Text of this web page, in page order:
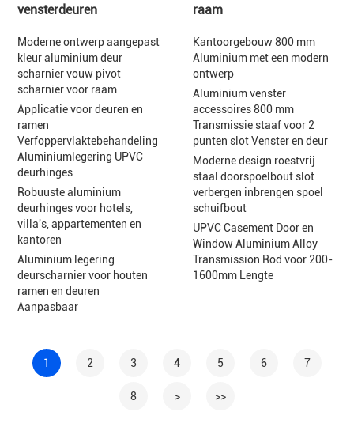
vensterdeuren
Moderne ontwerp aangepast
kleur aluminium deur
scharnier vouw pivot
scharnier voor raam
Applicatie voor deuren en
ramen
Verfoppervlaktebehandeling
Aluminiumlegering UPVC
deurhinges
Robuuste aluminium
deurhinges voor hotels,
villa's, appartementen en
kantoren
Aluminium legering
deurscharnier voor houten
ramen en deuren
Aanpasbaar
raam
Kantoorgebouw 800 mm
Aluminium met een modern
ontwerp
Aluminium venster
accessoires 800 mm
Transmissie staaf voor 2
punten slot Venster en deur
Moderne design roestvrij
staal doorspoelbout slot
verbergen inbrengen spoel
schuifbout
UPVC Casement Door en
Window Aluminium Alloy
Transmission Rod voor 200-
1600mm Lengte
1 2 3 4 5 6 7
8 > >>